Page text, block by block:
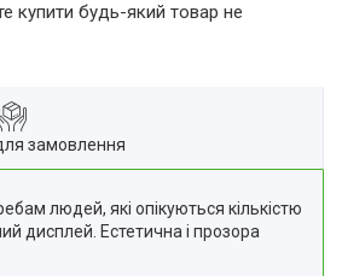
купити будь-який товар не
замовлення
людей, які опікуються кількістю
дисплей. Естетична і прозора